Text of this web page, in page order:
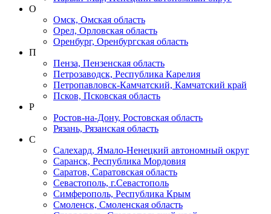
О
Омск, Омская область
Орел, Орловская область
Оренбург, Оренбургская область
П
Пенза, Пензенская область
Петрозаводск, Республика Карелия
Петропавловск-Камчатский, Камчатский край
Псков, Псковская область
Р
Ростов-на-Дону, Ростовская область
Рязань, Рязанская область
С
Салехард, Ямало-Ненецкий автономный округ
Саранск, Республика Мордовия
Саратов, Саратовская область
Севастополь, г.Севастополь
Симферополь, Республика Крым
Смоленск, Смоленская область